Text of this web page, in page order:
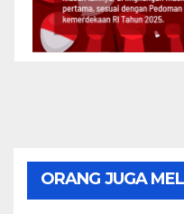
ORANG JUGA